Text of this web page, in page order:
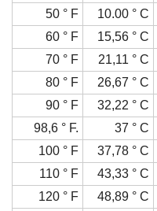
50 ° F
10.00 ° C
60 ° F
15,56 ° C
70 ° F
21,11 ° C
80 ° F
26,67 ° C
90 ° F
32,22 ° C
98,6 ° F.
37 ° C
100 ° F
37,78 ° C
110 ° F
43,33 ° C
120 ° F
48,89 ° C